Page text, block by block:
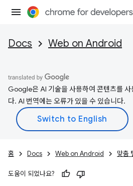
Docs Web on Android
Google은 AI 기술을 사용하여 콘텐츠를 사
다. AI 번역에는 오류가 있을 수 있습니다.
홈 Docs Web on Android 맞춤
도움이 되었나요?